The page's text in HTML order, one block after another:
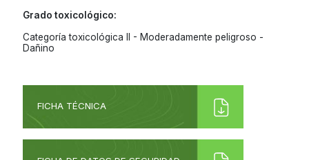
Grado toxicológico:
Categoría toxicológica II - Moderadamente peligroso -
Dañino
FICHA TÉCNICA